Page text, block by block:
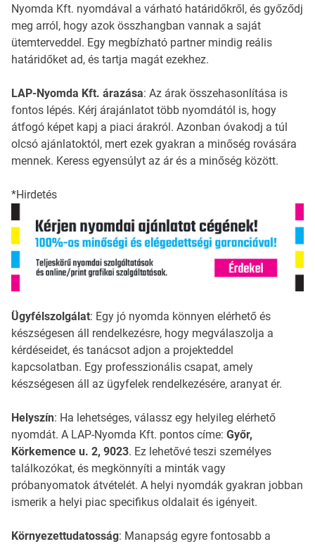
Nyomda Kft. nyomdával a várható határidőkről, és győződj
meg arról, hogy azok összhangban vannak a saját
ütemterveddel. Egy megbízható partner mindig reális
határidőket ad, és tartja magát ezekhez.
LAP-Nyomda Kft. árazása: Az árak összehasonlítása is
fontos lépés. Kérj árajánlatot több nyomdától is, hogy
átfogó képet kapj a piaci árakról. Azonban óvakodj a túl
olcsó ajánlatoktól, mert ezek gyakran a minőség rovására
mennek. Keress egyensúlyt az ár és a minőség között.
*Hirdetés
Ügyfélszolgálat: Egy jó nyomda könnyen elérhető és
készségesen áll rendelkezésre, hogy megválaszolja a
kérdéseidet, és tanácsot adjon a projekteddel
kapcsolatban. Egy professzionális csapat, amely
készségesen áll az ügyfelek rendelkezésére, aranyat ér.
Helyszín: Ha lehetséges, válassz egy helyileg elérhető
nyomdát. A LAP-Nyomda Kft. pontos címe: Győr,
Körkemence u. 2, 9023. Ez lehetővé teszi személyes
találkozókat, és megkönnyíti a minták vagy
próbanyomatok átvételét. A helyi nyomdák gyakran jobban
ismerik a helyi piac specifikus oldalait és igényeit.
Környezettudatosság: Manapság egyre fontosabb a